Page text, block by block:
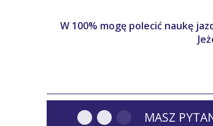
W 100% mogę polecić naukę
MASZ